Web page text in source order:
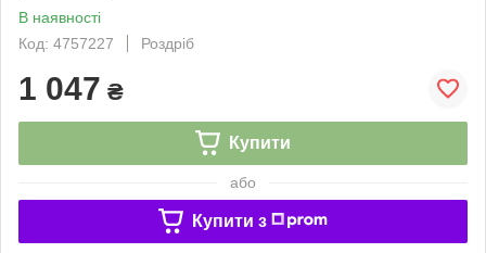
В наявності
Код: 4757227
Роздріб
1 047 ₴
Купити
або
Купити з